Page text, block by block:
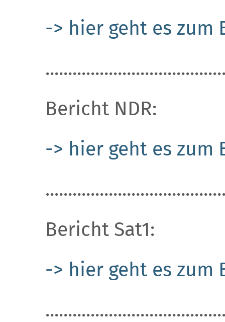
-> hier geht es zum
Bericht NDR:
-> hier geht es zum
Bericht Sat1:
-> hier geht es zum